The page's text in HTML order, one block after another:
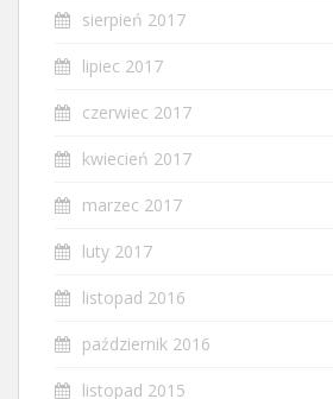
sierpień 2017
lipiec 2017
czerwiec 2017
kwiecień 2017
marzec 2017
luty 2017
listopad 2016
październik 2016
listopad 2015